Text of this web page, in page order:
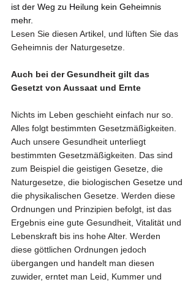
ist der Weg zu Heilung kein Geheimnis
mehr.
Lesen Sie diesen Artikel, und lüften Sie das
Geheimnis der Naturgesetze.
Auch bei der Gesundheit gilt das
Gesetzt von Aussaat und Ernte
Nichts im Leben geschieht einfach nur so.
Alles folgt bestimmten Gesetzmäßigkeiten.
Auch unsere Gesundheit unterliegt
bestimmten Gesetzmäßigkeiten. Das sind
zum Beispiel die geistigen Gesetze, die
Naturgesetze, die biologischen Gesetze und
die physikalischen Gesetze. Werden diese
Ordnungen und Prinzipien befolgt, ist das
Ergebnis eine gute Gesundheit, Vitalität und
Lebenskraft bis ins hohe Alter. Werden
diese göttlichen Ordnungen jedoch
übergangen und handelt man diesen
zuwider, erntet man Leid, Kummer und